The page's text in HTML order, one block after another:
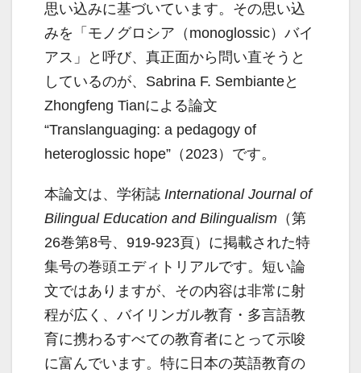
思い込みに基づいています。その思い込
みを「モノグロシア（monoglossic）バイ
アス」と呼び、真正面から問い直そうと
しているのが、Sabrina F. Sembianteと
Zhongfeng Tianによる論文
“Translanguaging: a pedagogy of
heteroglossic hope”（2023）です。
本論文は、学術誌 International Journal of
Bilingual Education and Bilingualism （第
26巻第8号、919-923頁）に掲載された特
集号の巻頭エディトリアルです。短い論
文ではありますが、その内容は非常に射
程が広く、バイリンガル教育・多言語教
育に携わるすべての教育者にとって示唆
に富んでいます。特に日本の英語教育の